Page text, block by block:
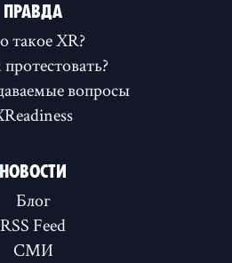
ПРАВДА
такое XR?
вопросы
НОВОСТИ
Блог
RSS Feed
СМИ